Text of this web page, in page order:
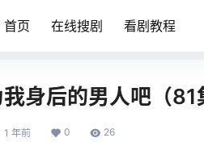
首页 在线搜剧 看剧教程
身后的男人吧（81
1 年前 0 26